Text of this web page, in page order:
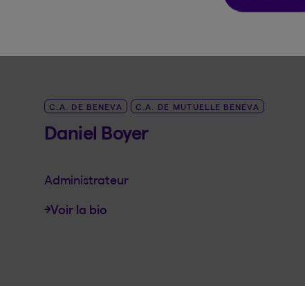
C.A. DE BENEVA C.A. DE MUTUELLE BENEVA
Daniel Boyer
Administrateur
Voir la bio
LINK_SR_DE Daniel Boyer